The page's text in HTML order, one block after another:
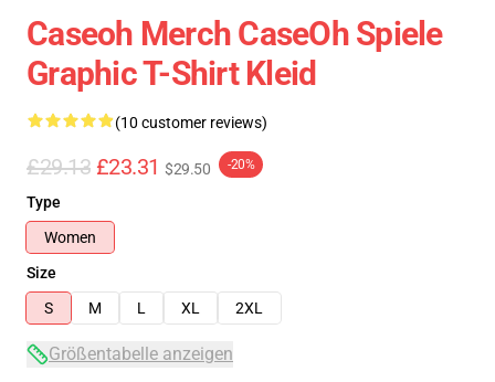
Caseoh Merch CaseOh Spiele
Graphic T-Shirt Kleid
(10 customer reviews)
£29.13 £23.31 $29.50 -20%
Type
Women
Size
S
M L XL 2XL
Größentabelle anzeigen